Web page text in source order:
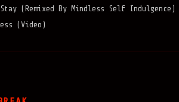
(Remixed By Mindless Self Indulgence)
(Video)